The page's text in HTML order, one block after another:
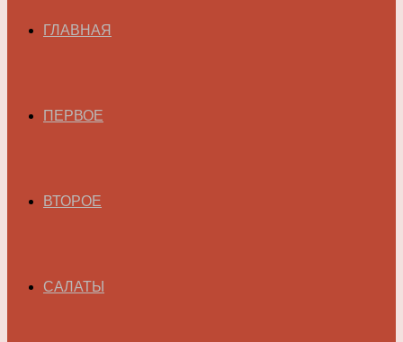
ГЛАВНАЯ
ПЕРВОЕ
ВТОРОЕ
САЛАТЫ